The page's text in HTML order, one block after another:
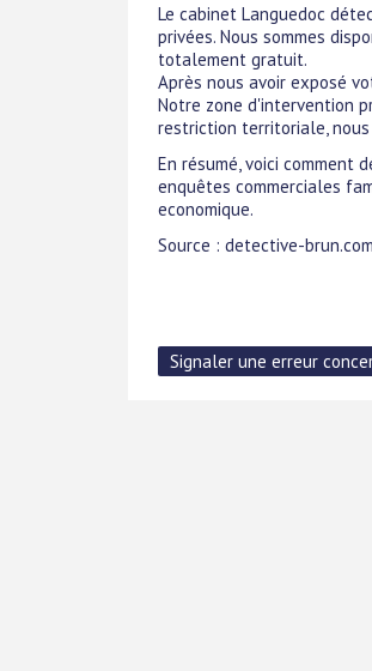
Le cabinet Languedoc
privées. Nous sommes
totalement gratuit.
Après nous avoir exposé
Notre zone d'intervention
restriction territoriale,
En résumé, voici comment
enquêtes commerciales
economique.
Source : detective-brun.com